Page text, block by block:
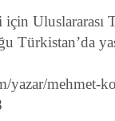
Uluslararası
Türkistan’da
mehmet-